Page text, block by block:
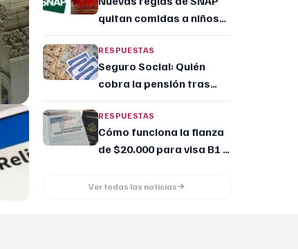
quitan comidas a niños
en EE.UU.
RESPUESTAS
Seguro Social: Quién
cobra la pensión tras
fallecer
RESPUESTAS
Cómo funciona la fianza
de $20.000 para visa B1 y
devolución
Ver todas las noticias